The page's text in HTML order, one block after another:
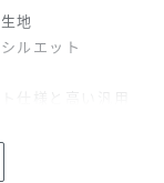
地
ルエット
仕様と高い汎用
、軽やかな風合